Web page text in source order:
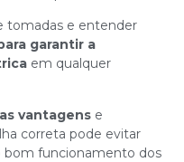
tomadas e entender
garantir a
em qualquer
vantagens e
correta pode evitar
bom funcionamento dos